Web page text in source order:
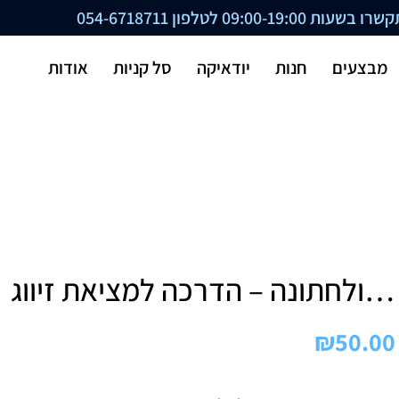
09:00-19:00 לטלפון 054-6718711
מבצעים חנות יודאיקה סל קניות אודות
…ולחתונה – הדרכה למציאת זיווג
₪50.00